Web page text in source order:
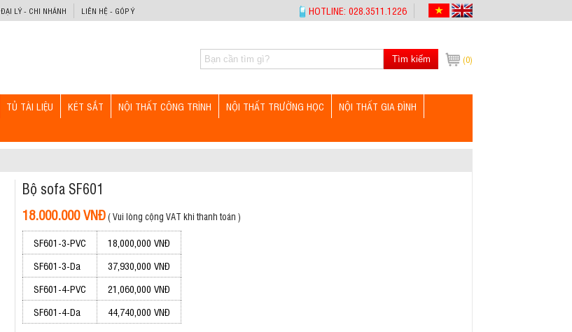
ĐẠI LÝ - CHI NHÁNH LIÊN HỆ - GÓP Ý HOTLINE: 028.3511.1226
(0)
Tìm kiếm
TỦ TÀI LIỆU KÉT SẮT NỘI THẤT CÔNG TRÌNH NỘI THẤT TRƯỜNG HỌC
NỘI THẤT GIA ĐÌNH
Bộ sofa SF601
18.000.000 VNĐ( Vui lòng cộng VAT khi thanh toán )
SF601-3-PVC
18,000,000 VNĐ
SF601-3-Da
37,930,000 VNĐ
SF601-4-PVC
21,060,000 VNĐ
SF601-4-Da
44,740,000 VNĐ